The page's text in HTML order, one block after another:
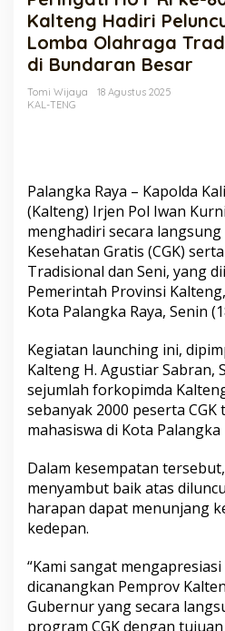
ke-
80,
Kapolda
Kalteng
Peluncuran
dan
Seni
di
Bundaran
Besar
Kalteng Hadiri
Lomba Olahraga
di Bundaran Besar
Tomi Wijaya
18 Agustus 2025
KAL-TENG
Palangka Raya – Kapolda
(Kalteng) Irjen Pol Iwan
menghadiri secara
Kesehatan Gratis (CGK)
Tradisional dan Seni, yang
Pemerintah Provinsi
Kota Palangka Raya, Senin
Kegiatan launching ini,
Kalteng H. Agustiar Sabran,
sejumlah forkopimda
sebanyak 2000 peserta
mahasiswa di Kota Palangka
Dalam kesempatan
menyambut baik atas
harapan dapat menunjang
kedepan.
“Kami sangat
dicanangkan Pemprov
Gubernur yang secara
program CGK dengan